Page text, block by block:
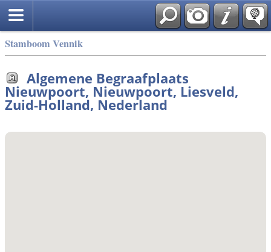
Stamboom Vennik
Algemene Begraafplaats
Nieuwpoort, Nieuwpoort, Liesveld,
Zuid-Holland, Nederland